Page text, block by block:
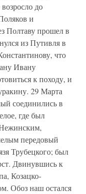
до
и
Полтаву прошел в
из Путивля в
что
Ивану
к походу, и
29 Марта
соединились в
где был
передовый
Трубецкого; был
Двинувшись к
Козацко-
Обоз наш остался